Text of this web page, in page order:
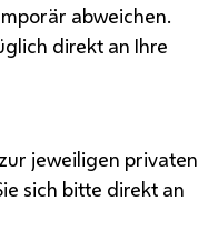
abweichen.
direkt an Ihre
jeweiligen privaten
sich bitte direkt an